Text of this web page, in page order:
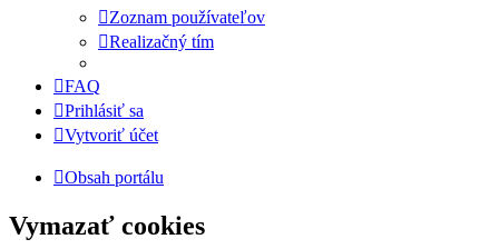
Zoznam používateľov
Realizačný tím
FAQ
Prihlásiť sa
Vytvoriť účet
Obsah portálu
Vymazať cookies